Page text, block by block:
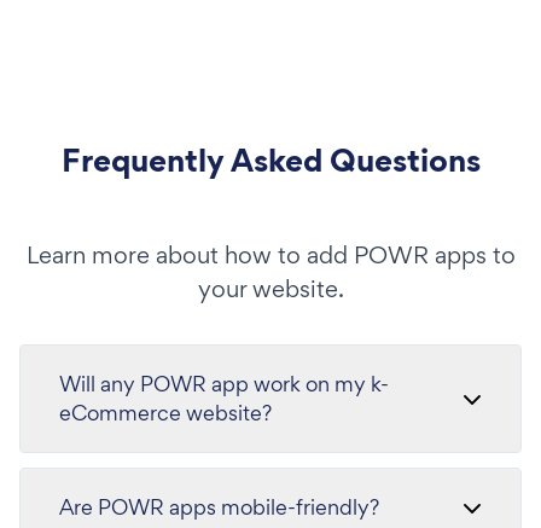
Frequently Asked Questions
Learn more about how to add POWR apps to
your website.
Will any POWR app work on my k-
eCommerce website?
Are POWR apps mobile-friendly?